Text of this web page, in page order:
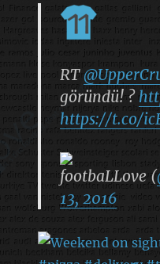
RT
göründü! ?
https://t.co/
footbaLLove (
13, 2016